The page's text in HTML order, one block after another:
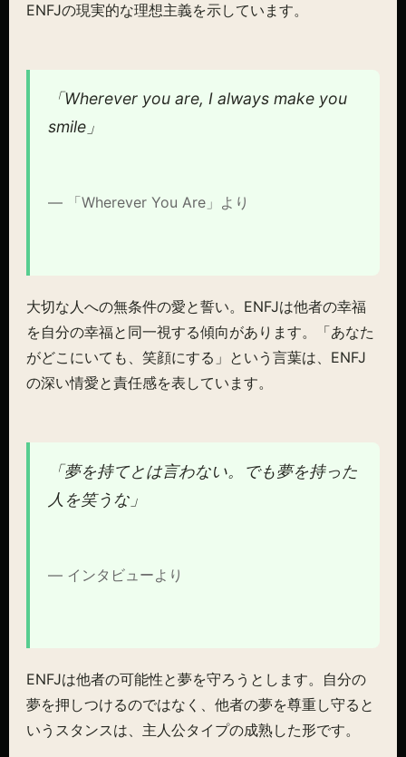
ENFJの現実的な理想主義を示しています。
「Wherever you are, I always make you
smile」
— 「Wherever You Are」より
大切な人への無条件の愛と誓い。ENFJは他者の幸福
を自分の幸福と同一視する傾向があります。「あなた
がどこにいても、笑顔にする」という言葉は、ENFJ
の深い情愛と責任感を表しています。
「夢を持てとは言わない。でも夢を持った
人を笑うな」
— インタビューより
ENFJは他者の可能性と夢を守ろうとします。自分の
夢を押しつけるのではなく、他者の夢を尊重し守ると
いうスタンスは、主人公タイプの成熟した形です。